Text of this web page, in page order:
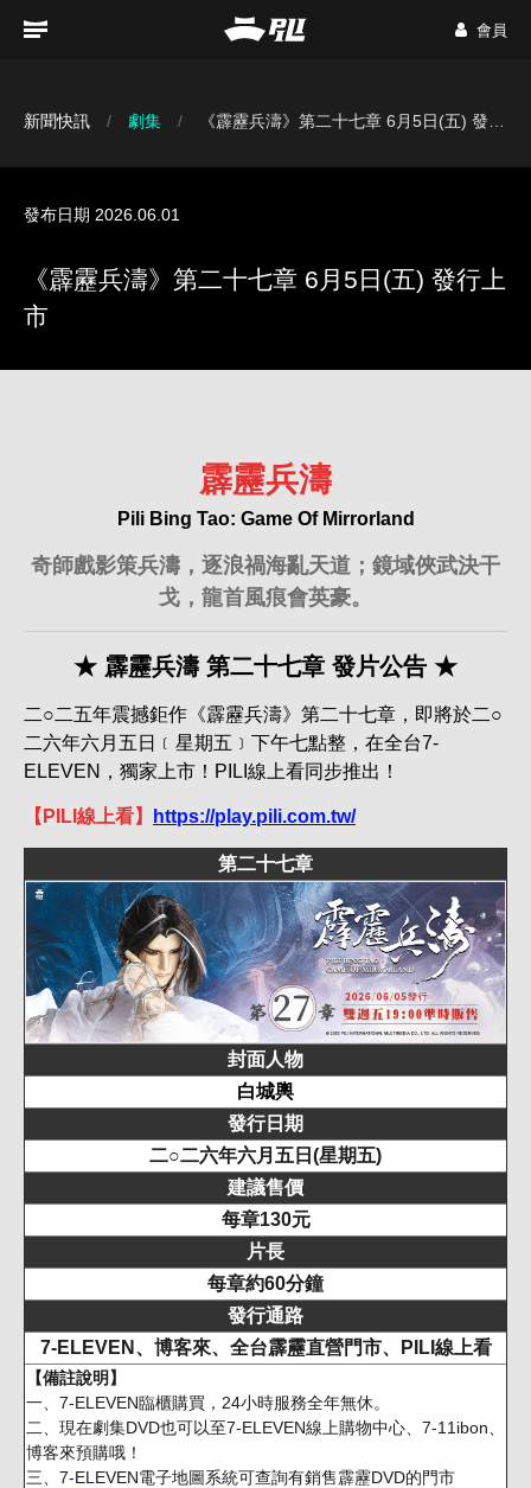
會員
新聞快訊 劇集 《霹靂兵濤》第二十七章 6月5日(五) 發行上市
發布日期 2026.06.01
《霹靂兵濤》第二十七章 6月5日(五) 發行上
市
霹靂兵濤
Pili Bing Tao: Game Of Mirrorland
奇師戲影策兵濤，逐浪禍海亂天道；鏡域俠武決干
戈，龍首風痕會英豪。
★ 霹靂兵濤 第二十七章 發片公告 ★
二○二五年震撼鉅作《霹靂兵濤》第二十七章，即將於二○
二六年六月五日﹝星期五﹞下午七點整，在全台7-
ELEVEN，獨家上市！PILI線上看同步推出！
【PILI線上看】 https://play.pili.com.tw/
第二十七章
封面人物
白城輿
發行日期
二○二六年六月五日(星期五)
建議售價
每章130元
片長
每章約60分鐘
發行通路
7-ELEVEN、博客來、全台霹靂直營門市、PILI線上看
【備註說明】
一、7-ELEVEN臨櫃購買，24小時服務全年無休。
二、現在劇集DVD也可以至7-ELEVEN線上購物中心、7-11ibon、
博客來預購哦！
三、7-ELEVEN電子地圖系統可查詢有銷售霹靂DVD的門市